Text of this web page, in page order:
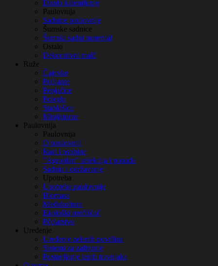
Duplo kalemljenje
Paulovnija
Sadnice paulovnije
Šumske sadnice
Šumski sadni materijal
Ostalo
Dekorativni malč
Ruže
Čajevke
Polijante
Penjačice
Polegle
Stablašice
Minijaturne
Paulovnija
Paulovnija
O paulovniji
Rast i osobine
"Agroplan" selekcija i ponuda
Sadnja i održavanje
Upotreba
Upotreba paulovnije
Biomasa
Međukultura
Ekološki prečišćač
Pčelarstvo
Uređenje
Uređenje zelenih površina
Sistemi za zalivanje
Postavljanje tepih travnjaka